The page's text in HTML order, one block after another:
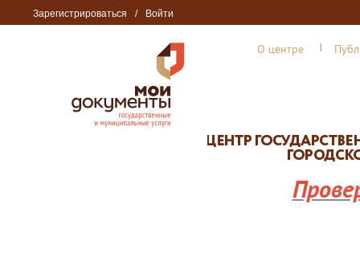
Зарегистрироваться / Войти
О центре